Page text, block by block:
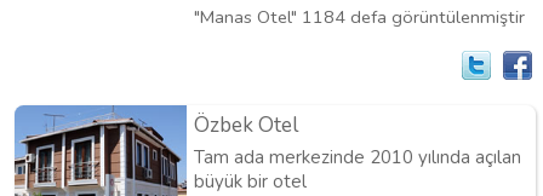
"Manas Otel" 1184 defa görüntülenmiştir
Özbek Otel
Tam ada merkezinde 2010 yılında açılan
büyük bir otel